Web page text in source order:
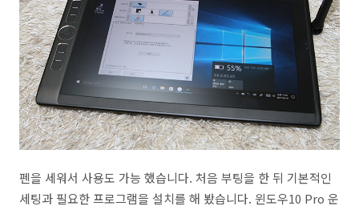
펜을 세워서 사용도 가능 했습니다. 처음 부팅을 한 뒤 기본적인
세팅과 필요한 프로그램을 설치를 해 봤습니다. 윈도우10 Pro 운